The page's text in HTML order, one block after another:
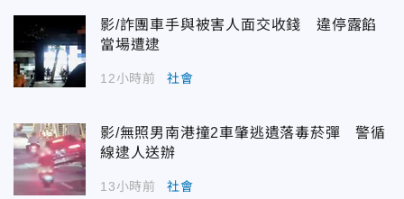
影/詐團車手與被害人面交收錢 違停露餡
當場遭逮
12小時前 社會
影/無照男南港撞2車肇逃遺落毒菸彈 警循
線逮人送辦
13小時前 社會